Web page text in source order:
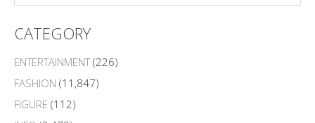
CATEGORY
ENTERTAINMENT(226)
FASHION (11,847)
FIGURE (112)